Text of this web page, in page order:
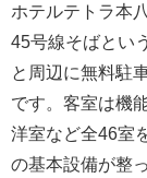
ホテルテトラ本
45号線そばとい
と周辺に無料駐
です。客室は機
洋室など全46室
の基本設備が整